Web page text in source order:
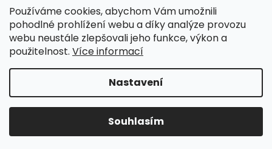
Používáme cookies, abychom Vám umožnili
pohodlné prohlížení webu a díky analýze provozu
webu neustále zlepšovali jeho funkce, výkon a
použitelnost. Více informací
Nastavení
Souhlasím
Kontakt
disamsafety@disamsafety.cz
596 624 947
Sledujte nás na Facebooku